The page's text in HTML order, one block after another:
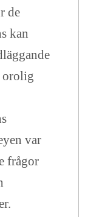
de
kan
orolig
var
frågor